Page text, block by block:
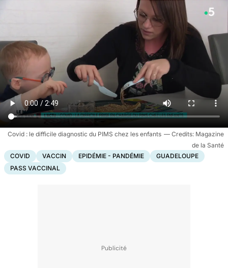
Covid : le difficile diagnostic du PIMS chez les enfants
Magazine
de la Santé
COVID
VACCIN EPIDÉMIE - PANDÉMIE
GUADELOUPE
PASS VACCINAL